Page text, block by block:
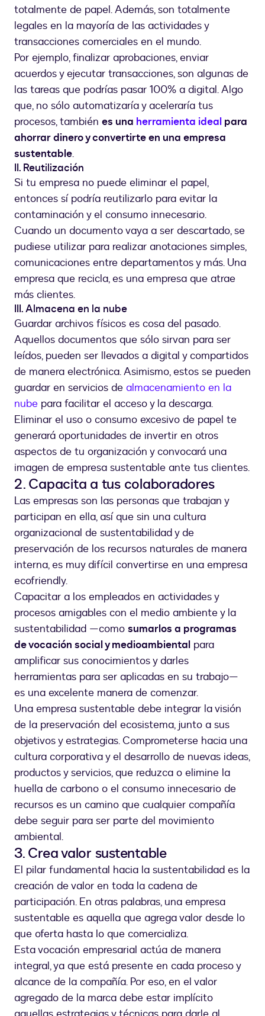
totalmente de papel. Además, son totalmente
legales en la mayoría de las actividades y
transacciones comerciales en el mundo.
Por ejemplo, finalizar aprobaciones, enviar
acuerdos y ejecutar transacciones, son algunas de
las tareas que podrías pasar 100% a digital. Algo
que, no sólo automatizaría y aceleraría tus
procesos, también es una herramienta ideal para
ahorrar dinero y convertirte en una empresa
sustentable.
II. Reutilización
Si tu empresa no puede eliminar el papel,
entonces sí podría reutilizarlo para evitar la
contaminación y el consumo innecesario.
Cuando un documento vaya a ser descartado, se
pudiese utilizar para realizar anotaciones simples,
comunicaciones entre departamentos y más. Una
empresa que recicla, es una empresa que atrae
más clientes.
III. Almacena en la nube
Guardar archivos físicos es cosa del pasado.
Aquellos documentos que sólo sirvan para ser
leídos, pueden ser llevados a digital y compartidos
de manera electrónica. Asimismo, estos se pueden
guardar en servicios de almacenamiento en la
nube para facilitar el acceso y la descarga.
Eliminar el uso o consumo excesivo de papel te
generará oportunidades de invertir en otros
aspectos de tu organización y convocará una
imagen de empresa sustentable ante tus clientes.
2. Capacita a tus colaboradores
Las empresas son las personas que trabajan y
participan en ella, así que sin una cultura
organizacional de sustentabilidad y de
preservación de los recursos naturales de manera
interna, es muy difícil convertirse en una empresa
ecofriendly.
Capacitar a los empleados en actividades y
procesos amigables con el medio ambiente y la
sustentabilidad —como sumarlos a programas
de vocación social y medioambiental para
amplificar sus conocimientos y darles
herramientas para ser aplicadas en su trabajo—
es una excelente manera de comenzar.
Una empresa sustentable debe integrar la visión
de la preservación del ecosistema, junto a sus
objetivos y estrategias. Comprometerse hacia una
cultura corporativa y el desarrollo de nuevas ideas,
productos y servicios, que reduzca o elimine la
huella de carbono o el consumo innecesario de
recursos es un camino que cualquier compañía
debe seguir para ser parte del movimiento
ambiental.
3. Crea valor sustentable
El pilar fundamental hacia la sustentabilidad es la
creación de valor en toda la cadena de
participación. En otras palabras, una empresa
sustentable es aquella que agrega valor desde lo
que oferta hasta lo que comercializa.
Esta vocación empresarial actúa de manera
integral, ya que está presente en cada proceso y
alcance de la compañía. Por eso, en el valor
agregado de la marca debe estar implícito